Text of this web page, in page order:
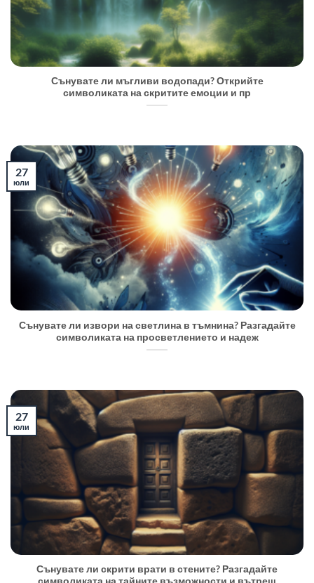
Сънувате ли мъгливи водопади? Открийте
символиката на скритите емоции и пр
Сънувате ли извори на светлина в тъмнина? Разгадайте
символиката на просветлението и надеж
27
юли
Сънувате ли скрити врати в стените? Разгадайте
27
юли